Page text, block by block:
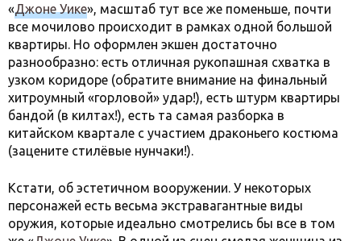
«Джоне Уике», масштаб тут все же поменьше, почти
все мочилово происходит в рамках одной большой
квартиры. Но оформлен экшен достаточно
разнообразно: есть отличная рукопашная схватка в
узком коридоре (обратите внимание на финальный
хитроумный «горловой» удар!), есть штурм квартиры
бандой (в килтах!), есть та самая разборка в
китайском квартале с участием драконьего костюма
(зацените стилёвые нунчаки!).
Кстати, об эстетичном вооружении. У некоторых
персонажей есть весьма экстравагантные виды
оружия, которые идеально смотрелись бы все в том